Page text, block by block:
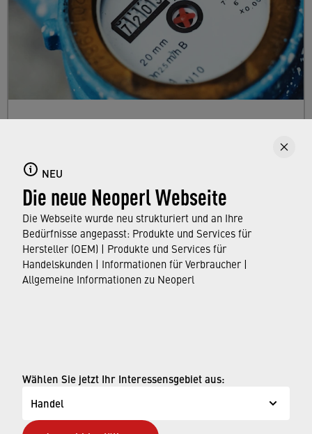
NEU
Die neue Neoperl Webseite
Die Webseite wurde neu strukturiert und an Ihre
Bedürfnisse angepasst: Produkte und Services für
Hersteller (OEM) | Produkte und Services für
Handelskunden | Informationen für Verbraucher |
Allgemeine Informationen zu Neoperl
Wählen Sie jetzt Ihr Interessensgebiet aus:
Handel
Eigene Ersparnis berechnen!
effizient, wie sie es sein könnten. Welchen
Unterschied Wassersparer von Neoperl bei
Ihnen zuhause machen können, lässt sich
blitzschnell und individuell berechnen.
ERFAHREN SIE MEHR
Impressum
Datenschutzseite